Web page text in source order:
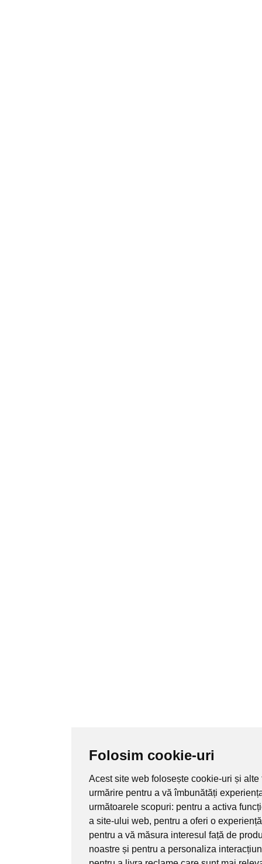
Folosim cookie-uri
Acest site web folosește cookie-uri și
urmărire pentru a vă îmbunătăți
următoarele scopuri: pentru a activa
a site-ului web, pentru a oferi o
pentru a vă măsura interesul față de
noastre și pentru a personaliza